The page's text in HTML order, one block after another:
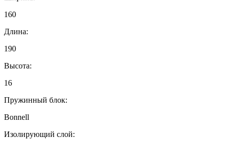
160
Длина:
190
Высота:
16
Пружинный блок:
Bonnell
Изолирующий слой: